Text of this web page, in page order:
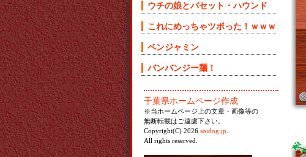
ウチの娘とバセット・ハウンド
これにめっちゃツボった！ｗｗｗ
ベンジャミン
バンバンジー麺！
千葉県ホームページ作成
※当ホームページ上の文章・画像等の
無断転載はご遠慮下さい。
Copyright(C) 2026 soidog.jp
All rights reserved.